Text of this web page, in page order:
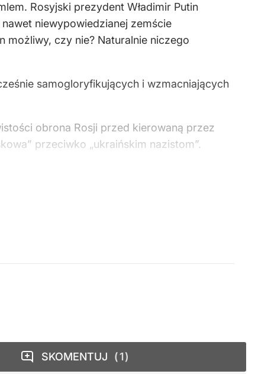
Rosyjski prezydent Władimir Putin
niewypowiedzianej zemście
możliwy, czy nie? Naturalnie niczego
samogloryfikujących i wzmacniających
obrona Rosji przed kierowaną przez
przeciwko „ukraińskim nazistom”.
SKOMENTUJ 1